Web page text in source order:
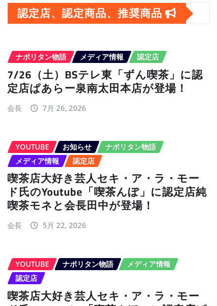
イ
ブ
認定店、認定商品、推奨商品
ナポリタン物語 メディア情報 認定店
7/26（土）BSテレ東「ずん喫茶」に認
定店ぱあらー泉南太田本店が登場！
会長 7月 26, 2026
YOUTUBE お知らせ
ナポリタン物語
メディア情報
認定店
喫茶店大好き芸人セキ・ア・ラ・モー
ド氏のYoutube「喫茶んぽ」に認定店純
喫茶モネと会長田中が登場！
会長 5月 22, 2026
YOUTUBE ナポリタン物語
メディア情報
認定店
喫茶店大好き芸人セキ・ア・ラ・モー